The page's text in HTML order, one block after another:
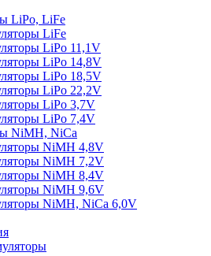
LiPo, LiFe
LiFe
LiPo 11,1V
LiPo 14,8V
LiPo 18,5V
LiPo 22,2V
LiPo 3,7V
LiPo 7,4V
NiMH, NiCa
NiMH 4,8V
NiMH 7,2V
NiMH 8,4V
NiMH 9,6V
NiMH, NiCa 6,0V